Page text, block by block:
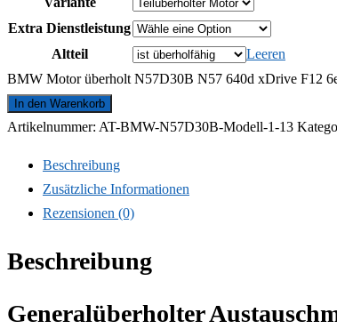
Extra Dienstleistung
Altteil
Leeren
BMW Motor überholt N57D30B N57 640d xDrive F12
In den Warenkorb
Artikelnummer: AT-BMW-N57D30B-Modell-1-13
Beschreibung
Zusätzliche Informationen
Rezensionen (0)
Beschreibung
Generalüberholter